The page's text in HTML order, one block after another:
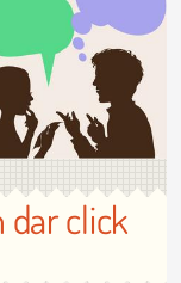
dar click